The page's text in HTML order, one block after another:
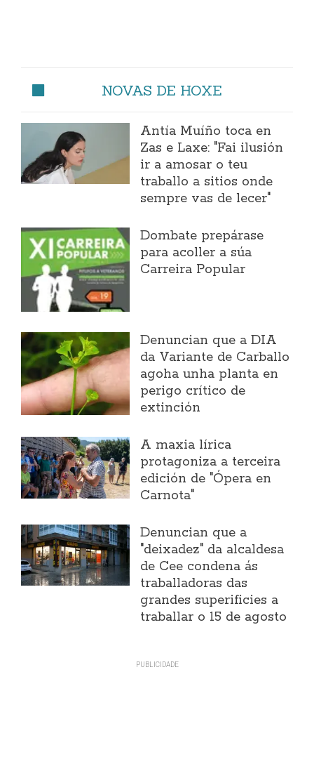
NOVAS DE HOXE
Antía Muíño toca en
Zas e Laxe: "Fai ilusión
ir a amosar o teu
traballo a sitios onde
sempre vas de lecer"
Dombate prepárase
para acoller a súa
Carreira Popular
Denuncian que a DIA
da Variante de Carballo
agoha unha planta en
perigo crítico de
extinción
A maxia lírica
protagoniza a terceira
edición de "Ópera en
Carnota"
Denuncian que a
"deixadez" da alcaldesa
de Cee condena ás
traballadoras das
grandes superificies a
traballar o 15 de agosto